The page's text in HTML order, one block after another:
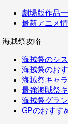
劇場版作品
最新アニメ
海賊祭攻略
海賊祭のシ
海賊祭のお
海賊祭キャ
最強海賊祭
海賊祭グラ
GPのおすす